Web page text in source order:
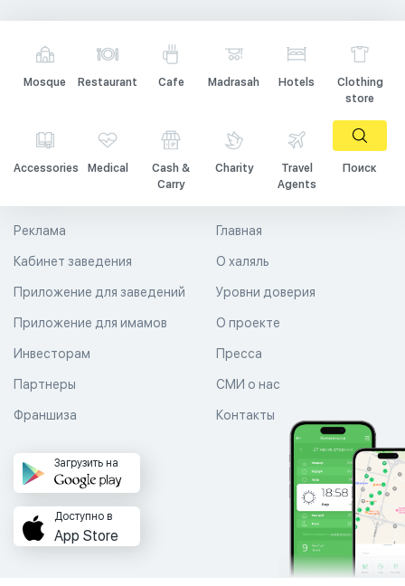
Mosque Restaurant Cafe Madrasah Hotels
Clothing
store
Accessories Medical
Cash &
Carry
Charity
Travel
Agents
Поиск
Главная
О халяль
Уровни доверия
Реклама
Кабинет заведения
Приложение для заведений
Приложение для имамов О проекте
Пресса
СМИ о нас
Контакты
Инвесторам
Партнеры
Франшиза
Загрузить на
Доступно в
App Store